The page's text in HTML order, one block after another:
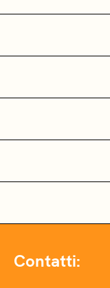
Contatti: